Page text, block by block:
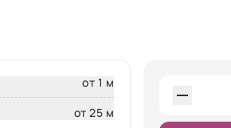
от 1 м
от 25 м